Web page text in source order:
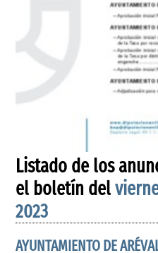
Listado de los
el boletín del
2023
AYUNTAMIENTO DE